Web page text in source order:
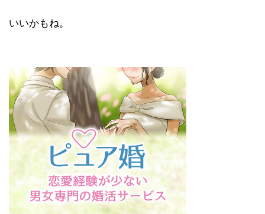
いいかもね。